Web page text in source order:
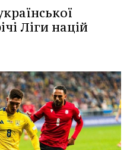
Ліги націй